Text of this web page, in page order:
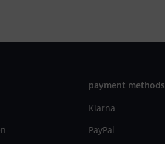
payment methods
Klarna
PayPal